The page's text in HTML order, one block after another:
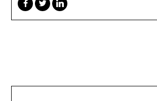
sur
facebook
sur
twitterbird
sur
linkedin